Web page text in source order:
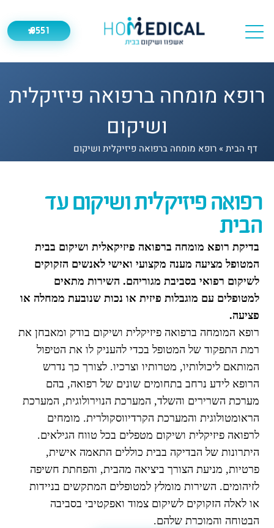
*9551
רופא מומחה ברפואה פיזיקלית
ושיקום
דף הבית» רופא מומחה ברפואה פיזיקלית ושיקום
רפואה פיזיקלית ושיקום עד
הבית
בדיקת רופא מומחה ברפואה פיזיקאלית ושיקום בבית
המטופל מציעה מענה מקצועי ואישי לאנשים הזקוקים
לשיקום רפואי בסביבת מגוריהם. השירות מתאים
למטופלים עם מוגבלות פיזית או נכות שנובעת ממחלה או
פציעה.
רופא המומחה ברפואה פיזיקלית ושיקום בודק ומאבחן את
רמת התפקוד של המטופל בכדי להעניק לו את הטיפול
המותאם ליכולותיו, מטרותיו וצרכיו. לצורך כך נדרש
הרופא לידע נרחב בתחומים שונים של רפואה, בהם
מערכת השרירים והשלד, המערכת הנוירולוגית, המערכת
הראומטולוגית והמערכת הקרדיווסקולרית. מומחים
לרפואה פיזיקלית ושיקום מטפלים בכל טווח הגילאים.
היתרונות של הבדיקה בבית כוללים התאמה אישית,
פרטיות, מניעת הצורך ביציאה מהבית, והפחתת חשיפה
לזיהומים. השירות מומלץ למטופלים המתקשים בניידות
או לאלה הזקוקים לשיקום צמוד ואפקטיבי בסביבה
הבטוחה והמוכרת שלהם.